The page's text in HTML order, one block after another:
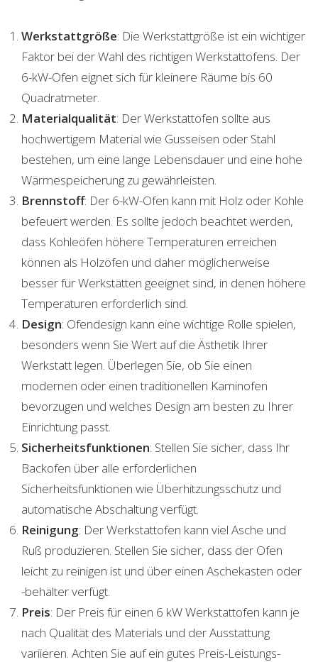
Werkstattgröße: Die Werkstattgröße ist ein wichtiger
Faktor bei der Wahl des richtigen Werkstattofens. Der
6-kW-Ofen eignet sich für kleinere Räume bis 60
Quadratmeter.
Materialqualität: Der Werkstattofen sollte aus
hochwertigem Material wie Gusseisen oder Stahl
bestehen, um eine lange Lebensdauer und eine hohe
Wärmespeicherung zu gewährleisten.
Brennstoff: Der 6-kW-Ofen kann mit Holz oder Kohle
befeuert werden. Es sollte jedoch beachtet werden,
dass Kohleöfen höhere Temperaturen erreichen
können als Holzöfen und daher möglicherweise
besser für Werkstätten geeignet sind, in denen höhere
Temperaturen erforderlich sind.
Design: Ofendesign kann eine wichtige Rolle spielen,
besonders wenn Sie Wert auf die Ästhetik Ihrer
Werkstatt legen. Überlegen Sie, ob Sie einen
modernen oder einen traditionellen Kaminofen
bevorzugen und welches Design am besten zu Ihrer
Einrichtung passt.
Sicherheitsfunktionen: Stellen Sie sicher, dass Ihr
Backofen über alle erforderlichen
Sicherheitsfunktionen wie Überhitzungsschutz und
automatische Abschaltung verfügt.
Reinigung: Der Werkstattofen kann viel Asche und
Ruß produzieren. Stellen Sie sicher, dass der Ofen
leicht zu reinigen ist und über einen Aschekasten oder
-behälter verfügt.
Preis: Der Preis für einen 6 kW Werkstattofen kann je
nach Qualität des Materials und der Ausstattung
variieren. Achten Sie auf ein gutes Preis-Leistungs-